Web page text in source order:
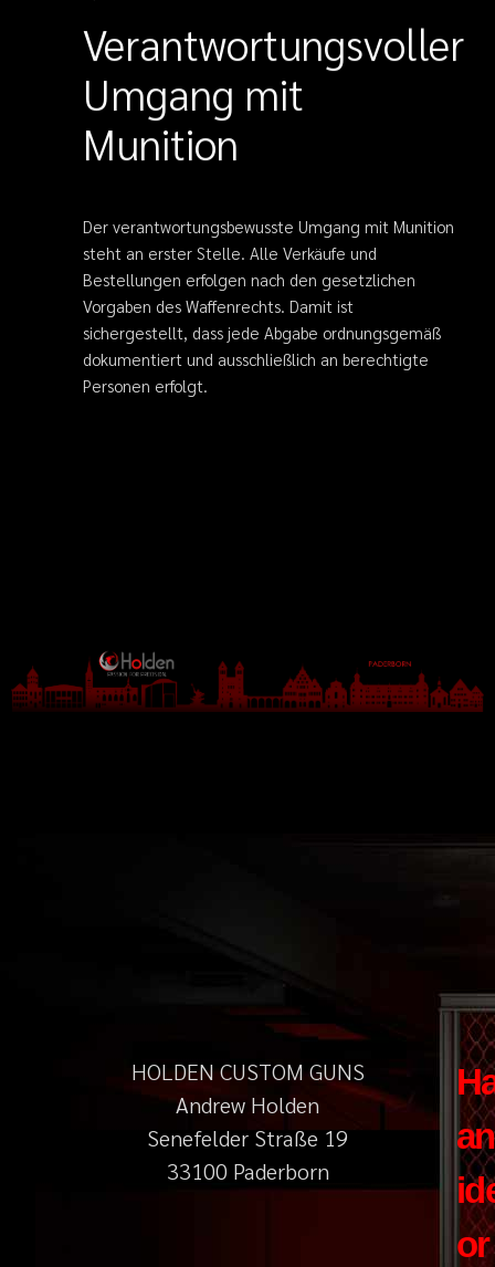
Verantwortungsvoller
Umgang mit
Munition
Der verantwortungsbewusste Umgang mit Munition
steht an erster Stelle. Alle Verkäufe und
Bestellungen erfolgen nach den gesetzlichen
Vorgaben des Waffenrechts. Damit ist
sichergestellt, dass jede Abgabe ordnungsgemäß
dokumentiert und ausschließlich an berechtigte
Personen erfolgt.
HOLDEN CUSTOM GUNS
Andrew Holden
Senefelder Straße 19
33100 Paderborn
an
or